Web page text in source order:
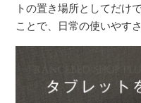
トの置き場所としてだけ
ことで、日常の使いやす